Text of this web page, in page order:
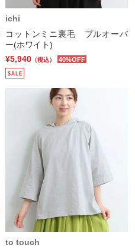
ichi
コットンミニ裏毛 プルオーバ
ー(ホワイト)
¥5,940 （税込） 40%OFF
to touch